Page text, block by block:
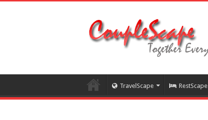
TravelScape RestScape